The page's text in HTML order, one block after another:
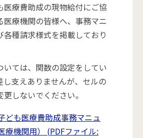
医療費助成の現物給付にご協
医療機関の皆様へ、事務マニ
各種請求様式を掲載しており
いては、関数の設定をしてい
し支えありませんが、セルの
しないでください。
ども医療費助成事務マニュ
療機関用） (PDFファイル: